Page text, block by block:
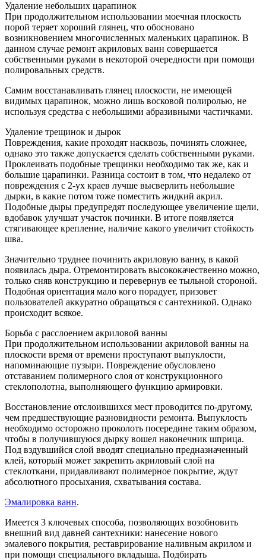
Удаление небольших царапинок
При продолжительном использовании моечная плоскость
порой теряет хороший глянец, что обосновано
возникновением многочисленных маленьких царапинок. В
данном случае ремонт акриловых ванн совершается
собственными руками в некоторой очередности при помощи
полировальных средств.
Самим восстанавливать глянец плоскости, не имеющей
видимых царапинок, можно лишь восковой полиролью, не
используя средства с небольшими абразивными частичками.
Удаление трещинок и дырок
Повреждения, какие проходят насквозь, починять сложнее,
однако это также допускается сделать собственными руками.
Проклеивать подобные трещинки необходимо так же, как и
большие царапинки. Разница состоит в том, что недалеко от
повреждения с 2-ух краев лучше высверлить небольшие
дырки, в какие потом тоже поместить жидкий акрил.
Подобные дыры предупредят последующее увеличение щели,
вдобавок улучшат участок починки. В итоге появляется
стягивающее крепление, наличие какого увеличит стойкость
шва.
Значительно труднее починить акриловую ванну, в какой
появилась дыра. Отремонтировать высококачественно можно,
только сняв конструкцию и перевернув ее тыльной стороной.
Подобная ориентация мало кого порадует, призовет
пользователей аккуратно обращаться с сантехникой. Однако
происходит всякое.
Борьба с расслоением акриловой ванны
При продолжительном использовании акриловой ванны на
плоскости время от времени проступают выпуклости,
напоминающие пузыри. Повреждение обусловлено
отставанием полимерного слоя от конструкционного
стеклополотна, выполняющего функцию армировки.
Восстановление отслоившихся мест проводится по-другому,
чем предшествующие разновидности ремонта. Выпуклость
необходимо осторожно проколоть посередине таким образом,
чтобы в получившуюся дырку вошел наконечник шприца.
Под вздувшийся слой вводят специально предназначенный
клей, который может закрепить акриловый слой на
стеклоткани, придавливают полимерное покрытие, ждут
абсолютного просыхания, схватывания состава.
Эмалировка ванн.
Имеется 3 ключевых способа, позволяющих возобновить
внешний вид давней сантехники: нанесение нового
эмалевого покрытия, реставрирование наливным акрилом и
при помощи специального вкладыша. Подбирать